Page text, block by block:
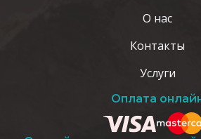
О нас
Контакты
Услуги
Оплата